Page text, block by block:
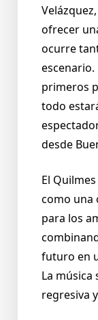
ofrecer
ocurre
escenario.
primeros
todo
desde
El
como una
para los
futuro en
La música
regresiva